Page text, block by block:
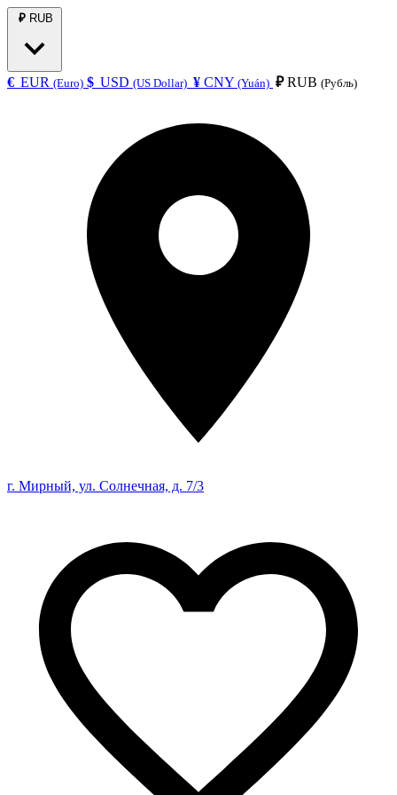
₽ RUB
€ EUR (Euro) $ USD (US Dollar) ¥ CNY (Yuán) ₽RUB (Рубль)
г. Мирный, ул. Солнечная, д. 7/3